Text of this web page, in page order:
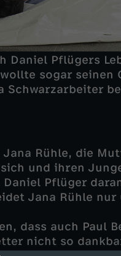
Daniel Pflügers
sogar seinen
Schwarzarbeiter
Rühle, die
und ihren
Pflüger
Jana Rühle
dass auch Paul
nicht so